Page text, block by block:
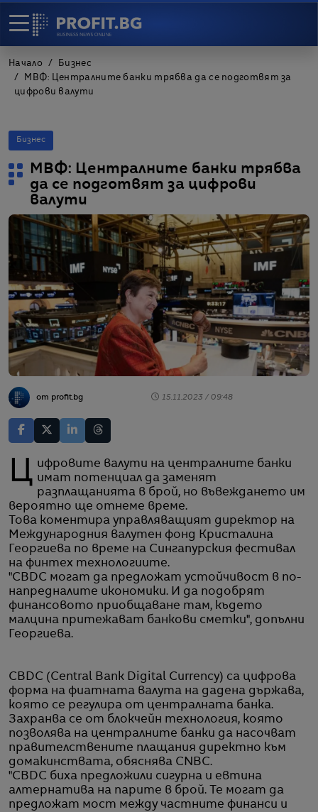
Начало
Бизнес
МВФ: Централните банки трябва да се подготвят за
цифрови валути
Бизнес
МВФ: Централните банки трябва
да се подготвят за цифрови
валути
от profit.bg 15.11.2023 / 09:48
Цифровите валути на централните банки имат потенциал да заменят
разплащанията в брой, но въвеждането им
вероятно ще отнеме време.
Това коментира управляващият директор на
Международния валутен фонд Кристалина
Георгиева по време на Сингапурския фестивал
на финтех технологиите.
"CBDC могат да предложат устойчивост в по-
напредналите икономики. И да подобрят
финансовото приобщаване там, където
малцина притежават банкови сметки", допълни
Георгиева.
CBDC (Central Bank Digital Currency) са цифрова
форма на фиатната валута на дадена държава,
която се регулира от централната банка.
Захранва се от блокчейн технология, която
позволява на централните банки да насочват
правителствените плащания директно към
домакинствата, обяснява CNBC.
"CBDC биха предложили сигурна и евтина
алтернатива на парите в брой. Те могат да
предложат мост между частните финанси и